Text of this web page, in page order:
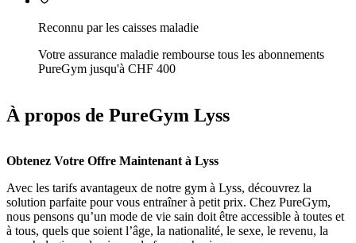
Reconnu par les caisses maladie
Votre assurance maladie rembourse tous les abonnements
PureGym jusqu'à CHF 400
À propos de PureGym Lyss
Obtenez Votre Offre Maintenant à Lyss
Avec les tarifs avantageux de notre gym à Lyss, découvrez la
solution parfaite pour vous entraîner à petit prix. Chez PureGym,
nous pensons qu’un mode de vie sain doit être accessible à toutes et
à tous, quels que soient l’âge, la nationalité, le sexe, le revenu, la